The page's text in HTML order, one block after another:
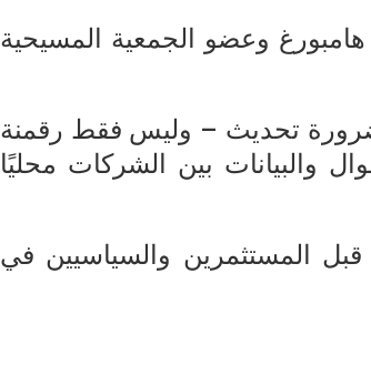
هامبورغ وعضو الجمعية المسيحية
تحديث – وليس فقط رقمنة
والبيانات بين الشركات محليًا
المستثمرين والسياسيين في